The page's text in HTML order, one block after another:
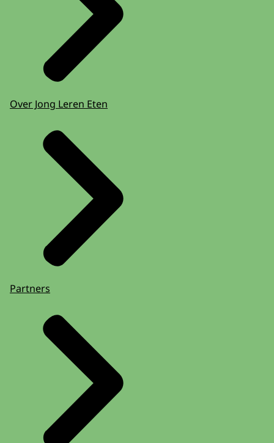
Over Jong Leren Eten
Partners